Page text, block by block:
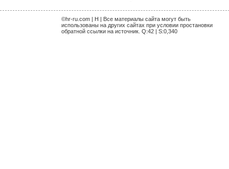
©hr-ru.com | H | Все материалы сайта могут быть
использованы на других сайтах при условии простановки
обратной ссылки на источник. Q:42 | S:0,340